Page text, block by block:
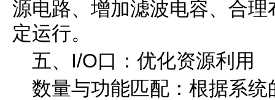
源电路、增加滤波电容、合
定运行。
五、I/O口：优化资源利用
数量与功能匹配：根据系